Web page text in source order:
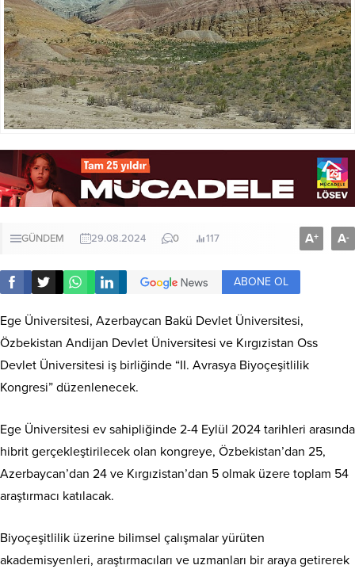
GÜNDEM 29.08.2024 0 117 A+ A-
ABONE OL
Ege Üniversitesi, Azerbaycan Bakü Devlet Üniversitesi,
Özbekistan Andijan Devlet Üniversitesi ve Kırgızistan Oss
Devlet Üniversitesi iş birliğinde “II. Avrasya Biyoçeşitlilik
Kongresi” düzenlenecek.
Ege Üniversitesi ev sahipliğinde 2-4 Eylül 2024 tarihleri arasında
hibrit gerçekleştirilecek olan kongreye, Özbekistan’dan 25,
Azerbaycan’dan 24 ve Kırgızistan’dan 5 olmak üzere toplam 54
araştırmacı katılacak.
Biyoçeşitlilik üzerine bilimsel çalışmalar yürüten
akademisyenleri, araştırmacıları ve uzmanları bir araya getirerek